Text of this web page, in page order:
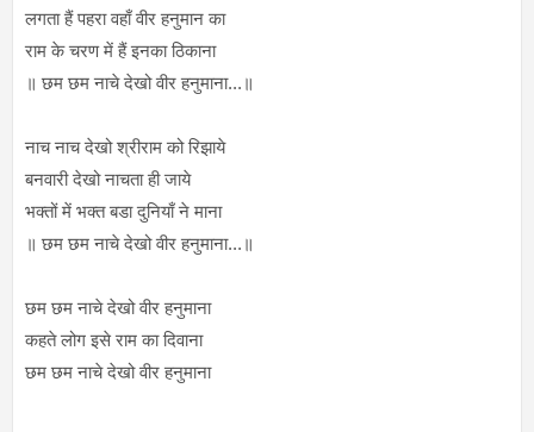
लगता हैं पहरा वहाँ वीर हनुमान का
राम के चरण में हैं इनका ठिकाना
॥ छम छम नाचे देखो वीर हनुमाना...॥
नाच नाच देखो श्रीराम को रिझाये
बनवारी देखो नाचता ही जाये
भक्तों में भक्त बडा दुनियाँ ने माना
॥ छम छम नाचे देखो वीर हनुमाना...॥
छम छम नाचे देखो वीर हनुमाना
कहते लोग इसे राम का दिवाना
छम छम नाचे देखो वीर हनुमाना